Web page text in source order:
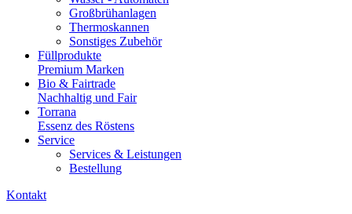
Großbrühanlagen
Thermoskannen
Sonstiges Zubehör
Füllprodukte
Premium Marken
Bio & Fairtrade
Nachhaltig und Fair
Torrana
Essenz des Röstens
Service
Services & Leistungen
Bestellung
Kontakt